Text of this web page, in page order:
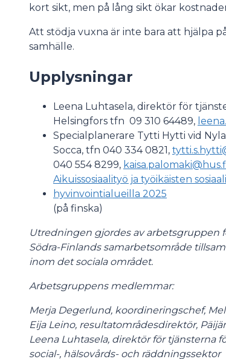
kort sikt, men på lång sikt ökar
Att stödja vuxna är inte bara att hjälpa
samhälle.
Upplysningar
Leena Luhtasela, direktör för
Helsingfors tfn 09 310 64489,
Specialplanerare Tytti Hytti vid
Socca, tfn 040 334 0821,
040 554 8299,
Aikuissosiaalityö ja työikäisten
hyvinvointialueilla 2025
(på finska)
Utredningen gjordes av arbetsgruppen
Södra-Finlands samarbetsområde
inom det sociala området.
Arbetsgruppens medlemmar:
Merja Degerlund, koordineringschef,
Eija Leino, resultatområdesdirektör,
Leena Luhtasela, direktör för tjänsterna
social-, hälsovårds- och räddningssektor